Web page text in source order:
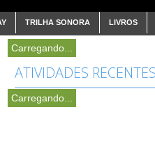
TRILHA SONORA LIVROS
Carregando...
ATIVIDADES RECENTES
Carregando...